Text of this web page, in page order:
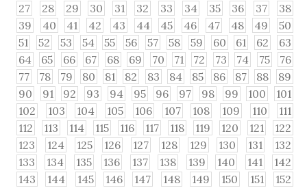
27
28 29 30 31 32 33 34 35 36 37
38
39
40 41 42 43 44 45 46 47 48 49
50
51
52 53 54 55 56 57 58 59 60 61 62
63
64
65 66 67 68 69 70 71 72 73 74 75
76
77
78 79 80 81 82 83 84 85 86 87 88
89
90
91 92 93 94 95 96 97 98 99 100
101
102
103 104 105 106 107 108 109 110
111
112
113 114 115 116 117 118 119 120 121
122
123
124 125 126 127 128 129 130 131
132
133
134 135 136 137 138 139 140 141
142
143
144 145 146 147 148 149 150 151
152